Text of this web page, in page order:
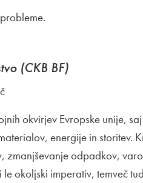
(CKB BF)
okvirjev Evropske unije,
energije in storitev.
odpadkov,
okoljski imperativ, temveč